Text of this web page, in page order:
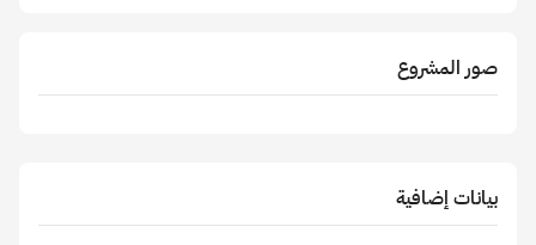
صور المشروع
بيانات إضافية